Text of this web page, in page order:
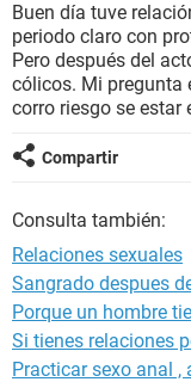
BIENESTAR
SEXUALIDAD
GLOSARIO
Buen día tuve
periodo claro con
Pero después del
cólicos. Mi pregunta
corro riesgo se estar
Compartir
Consulta también:
Relaciones sexuales
Sangrado despues
Porque un hombre
Si tienes relaciones
Practicar sexo anal ,